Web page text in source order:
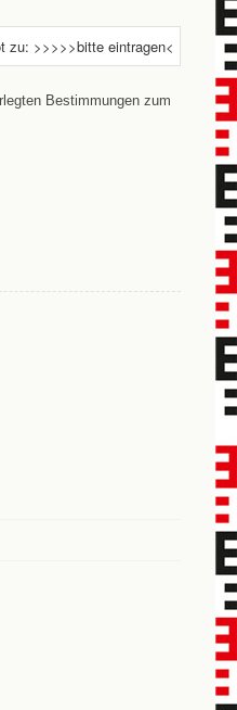
Bestimmungen zum